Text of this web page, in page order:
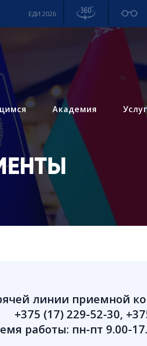
Академия
ЕДИ 2026
линии приемной
+375 (17) 229-52-30,
работы: пн-пт 9.00-